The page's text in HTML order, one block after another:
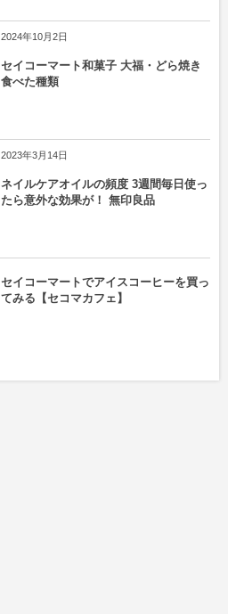
2024年10月2日
セイコーマート和菓子 大福・どら焼き
食べた種類
2023年3月14日
ネイルケアオイルの頻度 3週間毎日使っ
たら意外な効果が！ 無印良品
セイコーマートでアイスコーヒーを買っ
てみる【セコマカフェ】